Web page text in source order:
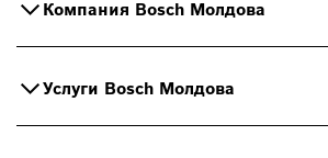
Компания Bosch Молдова
Услуги Bosch Молдова